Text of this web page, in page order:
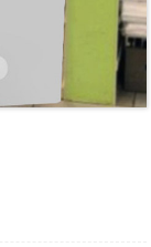
します。